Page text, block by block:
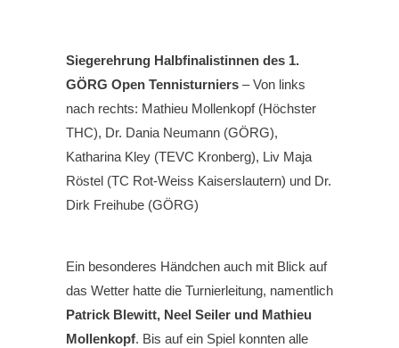
Siegerehrung Halbfinalistinnen des 1.
GÖRG Open Tennisturniers – Von links
nach rechts: Mathieu Mollenkopf (Höchster
THC), Dr. Dania Neumann (GÖRG),
Katharina Kley (TEVC Kronberg), Liv Maja
Röstel (TC Rot-Weiss Kaiserslautern) und Dr.
Dirk Freihube (GÖRG)
Ein besonderes Händchen auch mit Blick auf
das Wetter hatte die Turnierleitung, namentlich
Patrick Blewitt, Neel Seiler und Mathieu
Mollenkopf. Bis auf ein Spiel konnten alle